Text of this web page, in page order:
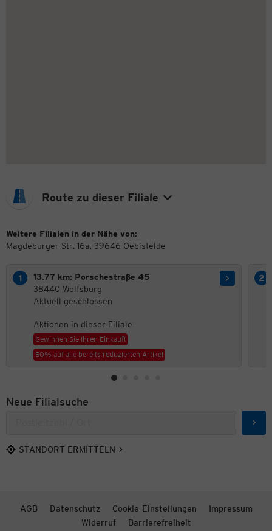
Route zu dieser Filiale
Weitere Filialen in der Nähe von:
Magdeburger Str. 16a, 39646 Oebisfelde
13.77 km: Porschestraße 45
38440 Wolfsburg
Aktuell geschlossen
Aktionen in dieser Filiale
Gewinnen Sie Ihren Einkauf!
50% auf alle bereits reduzierten Artikel
Neue Filialsuche
STANDORT ERMITTELN
AGB Datenschutz Cookie-Einstellungen
Impressum
Widerruf
Barrierefreiheit